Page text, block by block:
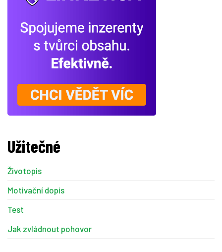
Užitečné
Životopis
Motivační dopis
Test
Jak zvládnout pohovor